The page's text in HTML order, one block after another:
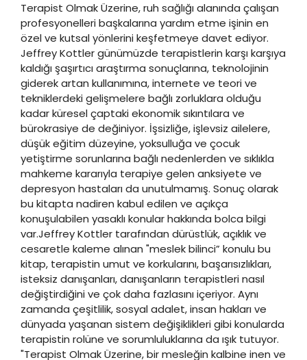
Terapist Olmak Üzerine, ruh sağlığı alanında çalışan
profesyonelleri başkalarına yardım etme işinin en
özel ve kutsal yönlerini keşfetmeye davet ediyor.
Jeffrey Kottler günümüzde terapistlerin karşı karşıya
kaldığı şaşırtıcı araştırma sonuçlarına, teknolojinin
giderek artan kullanımına, internete ve teori ve
tekniklerdeki gelişmelere bağlı zorluklara olduğu
kadar küresel çaptaki ekonomik sıkıntılara ve
bürokrasiye de değiniyor. İşsizliğe, işlevsiz ailelere,
düşük eğitim düzeyine, yoksulluğa ve çocuk
yetiştirme sorunlarına bağlı nedenlerden ve sıklıkla
mahkeme kararıyla terapiye gelen anksiyete ve
depresyon hastaları da unutulmamış. Sonuç olarak
bu kitapta nadiren kabul edilen ve açıkça
konuşulabilen yasaklı konular hakkında bolca bilgi
var.Jeffrey Kottler tarafından dürüstlük, açıklık ve
cesaretle kaleme alınan "meslek bilinci” konulu bu
kitap, terapistin umut ve korkularını, başarısızlıkları,
isteksiz danışanları, danışanların terapistleri nasıl
değiştirdiğini ve çok daha fazlasını içeriyor. Aynı
zamanda çeşitlilik, sosyal adalet, insan hakları ve
dünyada yaşanan sistem değişiklikleri gibi konularda
terapistin rolüne ve sorumluluklarına da ışık tutuyor.
"Terapist Olmak Üzerine, bir mesleğin kalbine inen ve